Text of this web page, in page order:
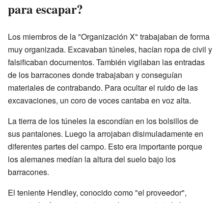
para escapar?
Los miembros de la "Organización X" trabajaban de forma
muy organizada. Excavaban túneles, hacían ropa de civil y
falsificaban documentos. También vigilaban las entradas
de los barracones donde trabajaban y conseguían
materiales de contrabando. Para ocultar el ruido de las
excavaciones, un coro de voces cantaba en voz alta.
La tierra de los túneles la escondían en los bolsillos de
sus pantalones. Luego la arrojaban disimuladamente en
diferentes partes del campo. Esto era importante porque
los alemanes medían la altura del suelo bajo los
barracones.
El teniente Hendley, conocido como "el proveedor",